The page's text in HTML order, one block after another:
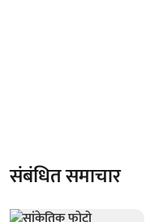
संबंधित समाचार